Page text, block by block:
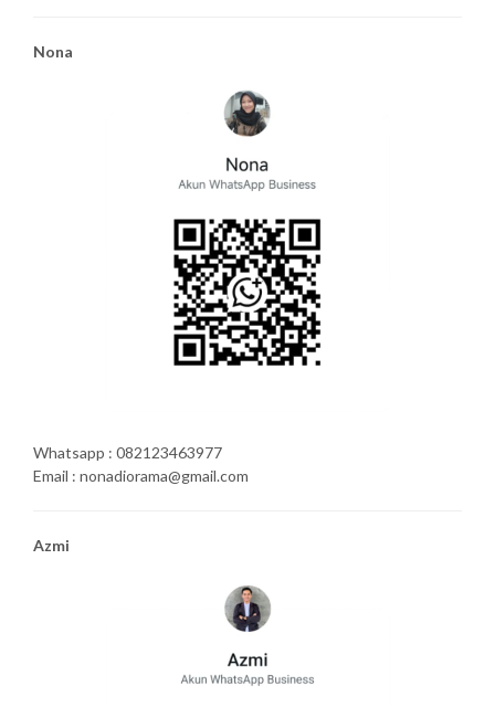
Nona
Whatsapp : 082123463977
Email : nonadiorama@gmail.com
Azmi